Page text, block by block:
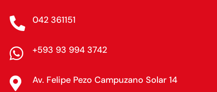
 042 361151
 +593 93 994 3742
 Av. Felipe Pezo Campuzano Solar 14